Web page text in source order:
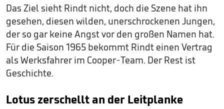
Das Ziel sieht Rindt nicht, doch die Szene hat ihn
gesehen, diesen wilden, unerschrockenen Jungen,
der so gar keine Angst vor den großen Namen hat.
Für die Saison 1965 bekommt Rindt einen Vertrag
als Werksfahrer im Cooper-Team. Der Rest ist
Geschichte.
Lotus zerschellt an der Leitplanke